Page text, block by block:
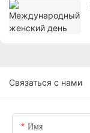
Связаться с нами
Имя